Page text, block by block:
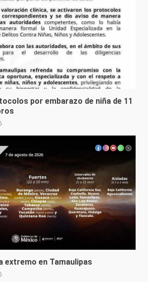
por embarazo de niña de 11
extremo en Tamaulipas